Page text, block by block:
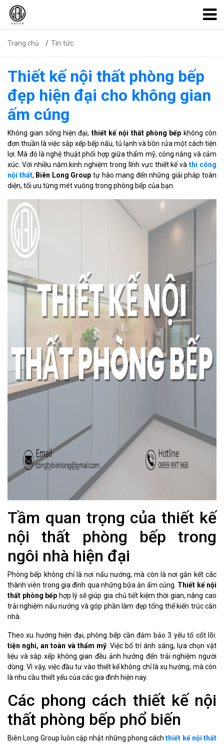
Trang chủ Tin tức
Thiết kế nội thất phòng bếp
đẹp hiện đại cho không gian
ấm cúng
Không gian sống hiện đại, thiết kế nội thất phòng bếp không còn
đơn thuần là việc sắp xếp bếp nấu, tủ lạnh và bồn rửa một cách tiện
lợi. Mà đó là nghệ thuật phối hợp giữa thẩm mỹ, công năng và cảm
xúc. Với nhiều năm kinh nghiệm trong lĩnh vực thiết kế và thi công
nội thất, Biên Long Group tự hào mang đến những giải pháp toàn
diện, tối ưu từng mét vuông trong phòng bếp của bạn.
Tầm quan trọng của thiết kế
nội thất phòng bếp trong
ngôi nhà hiện đại
Phòng bếp không chỉ là nơi nấu nướng, mà còn là nơi gắn kết các
thành viên trong gia đình qua những bữa ăn ấm cúng. Thiết kế nội
thất phòng bếp hợp lý sẽ giúp gia chủ tiết kiệm thời gian, nâng cao
trải nghiệm nấu nướng và góp phần làm đẹp tổng thể kiến trúc căn
nhà.
Theo xu hướng hiện đại, phòng bếp cần đảm bảo 3 yếu tố cốt lõi:
tiện nghi, an toàn và thẩm mỹ. Việc bố trí ánh sáng, lựa chọn vật
liệu và sắp xếp không gian đều ảnh hưởng đến trải nghiệm người
dùng. Vì vậy, việc đầu tư vào thiết kế không chỉ là xu hướng, mà còn
là nhu cầu thiết yếu của các gia đình hiện nay.
Các phong cách thiết kế nội
thất phòng bếp phổ biến
Biên Long Group luôn cập nhật những phong cách thiết kế nội thất